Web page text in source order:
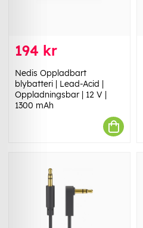
194 kr
Nedis Oppladbart
blybatteri | Lead-Acid |
Oppladningsbar | 12 V |
1300 mAh